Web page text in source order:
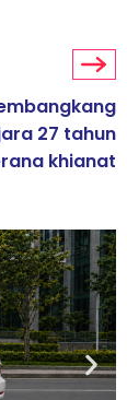
27 tahun
khianat